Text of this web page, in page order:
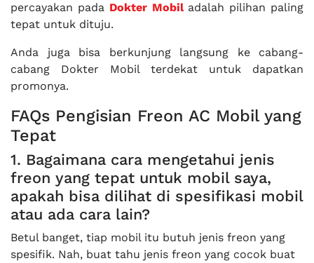
percayakan pada Dokter Mobiladalah pilihan paling
tepat untuk dituju.
Anda juga bisa berkunjung langsung ke cabang-
cabang Dokter Mobil terdekat untuk dapatkan
promonya.
FAQs Pengisian Freon AC Mobil yang
Tepat
1. Bagaimana cara mengetahui jenis
freon yang tepat untuk mobil saya,
apakah bisa dilihat di spesifikasi mobil
atau ada cara lain?
Betul banget, tiap mobil itu butuh jenis freon yang
spesifik. Nah, buat tahu jenis freon yang cocok buat